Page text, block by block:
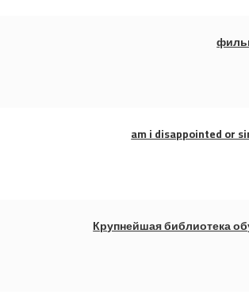
am i disappointed or
Крупнейшая библиотека